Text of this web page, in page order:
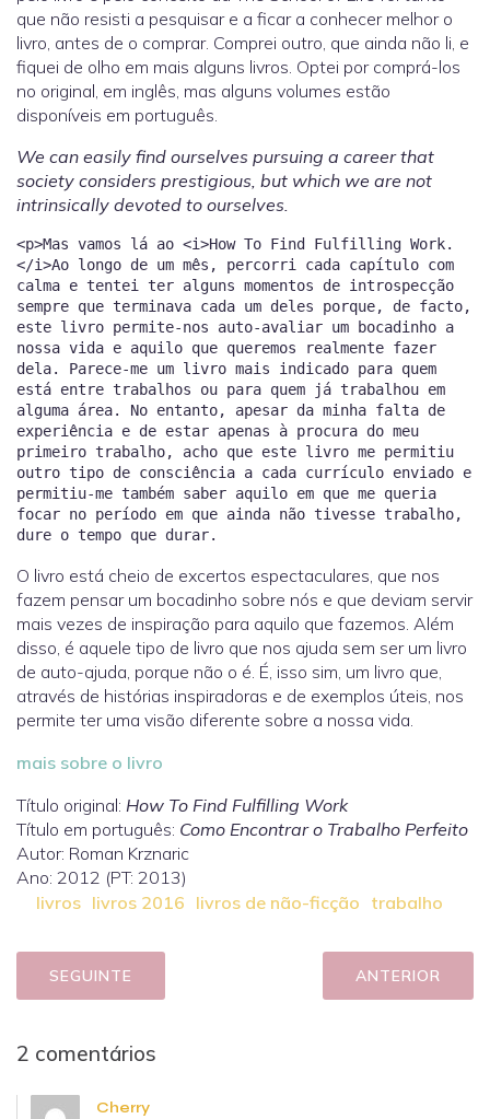
que não resisti a pesquisar e a ficar a conhecer melhor o
livro, antes de o comprar. Comprei outro, que ainda não li, e
fiquei de olho em mais alguns livros. Optei por comprá-los
no original, em inglês, mas alguns volumes estão
disponíveis em português.
We can easily find ourselves pursuing a career that
society considers prestigious, but which we are not
intrinsically devoted to ourselves.
<p>Mas vamos lá ao <i>How To Find Fulfilling Work.
</i>Ao longo de um mês, percorri cada capítulo com
calma e tentei ter alguns momentos de introspecção
sempre que terminava cada um deles porque, de facto,
este livro permite-nos auto-avaliar um bocadinho a
nossa vida e aquilo que queremos realmente fazer
dela. Parece-me um livro mais indicado para quem
está entre trabalhos ou para quem já trabalhou em
alguma área. No entanto, apesar da minha falta de
experiência e de estar apenas à procura do meu
primeiro trabalho, acho que este livro me permitiu
outro tipo de consciência a cada currículo enviado e
permitiu-me também saber aquilo em que me queria
focar no período em que ainda não tivesse trabalho,
O livro está cheio de excertos espectaculares, que nos
fazem pensar um bocadinho sobre nós e que deviam servir
mais vezes de inspiração para aquilo que fazemos. Além
disso, é aquele tipo de livro que nos ajuda sem ser um livro
de auto-ajuda, porque não o é. É, isso sim, um livro que,
através de histórias inspiradoras e de exemplos úteis, nos
permite ter uma visão diferente sobre a nossa vida.
mais sobre o livro
Título original: How To Find Fulfilling Work
Título em português: Como Encontrar o Trabalho Perfeito
Autor: Roman Krznaric
Ano: 2012 (PT: 2013)
livros livros 2016 livros de não-ficção trabalho
SEGUINTE ANTERIOR
2 comentários
Cherry